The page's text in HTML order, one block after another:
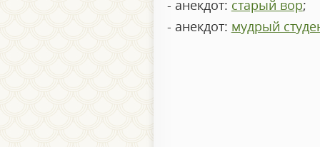
- анекдот: старый вор;
- анекдот: мудрый